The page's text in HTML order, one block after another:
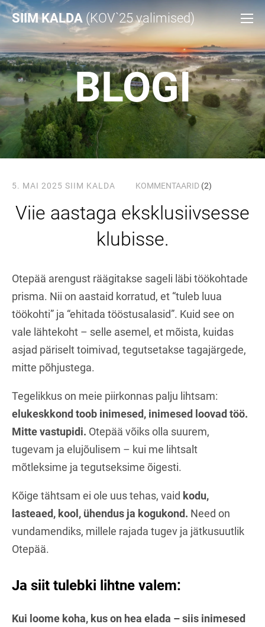
SIIM KALDA(KOV`25 valimised)
BLOGI
5. MAI 2025 SIIM KALDA KOMMENTAARID (2)
Viie aastaga eksklusiivsesse
klubisse.
Otepää arengust räägitakse sageli läbi töökohtade
prisma. Nii on aastaid korratud, et “tuleb luua
töökohti” ja “ehitada tööstusalasid”. Kuid see on
vale lähtekoht – selle asemel, et mõista, kuidas
asjad päriselt toimivad, tegutsetakse tagajärgede,
mitte põhjustega.
Tegelikkus on meie piirkonnas palju lihtsam:
elukeskkond toob inimesed, inimesed loovad töö.
Mitte vastupidi. Otepää võiks olla suurem,
tugevam ja elujõulisem – kui me lihtsalt
mõtleksime ja tegutseksime õigesti.
Kõige tähtsam ei ole uus tehas, vaid kodu,
lasteaed, kool, ühendus ja kogukond. Need on
vundamendiks, millele rajada tugev ja jätkusuutlik
Otepää.
Ja siit tulebki lihtne valem:
Kui loome koha, kus on hea elada – siis inimesed